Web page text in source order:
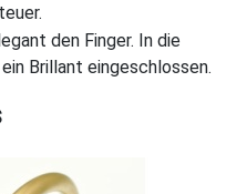
den Finger. In die
Brillant eingeschlossen.